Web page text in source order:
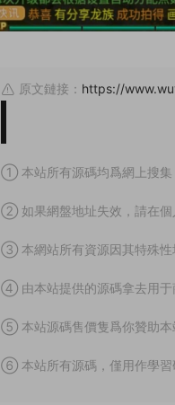
原文鏈接： https://
① 本站所有源碼均爲網上搜集
② 如果網盤地址失效，請在個
③ 本網站所有資源因其特殊性
④ 由本站提供的源碼拿去用于
⑤ 本站源碼售價隻爲你贊助本
⑥ 本站所有源碼，僅用作學習